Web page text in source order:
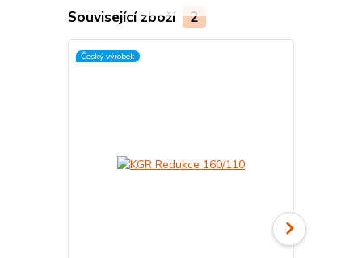
Související zboží 2
Český výrobek